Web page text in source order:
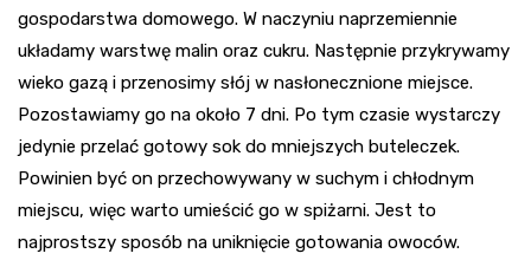
gospodarstwa domowego. W naczyniu naprzemiennie
układamy warstwę malin oraz cukru. Następnie przykrywamy
wieko gazą i przenosimy słój w nasłonecznione miejsce.
Pozostawiamy go na około 7 dni. Po tym czasie wystarczy
jedynie przelać gotowy sok do mniejszych buteleczek.
Powinien być on przechowywany w suchym i chłodnym
miejscu, więc warto umieścić go w spiżarni. Jest to
najprostszy sposób na uniknięcie gotowania owoców.